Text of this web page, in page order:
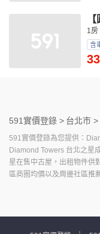
1房
含
591實價登錄 > 台北市 >
591實價登錄為您提供：
Diamond Towers 台北之星
星在售中古屋，出租物件供
區商圈均價以及周邊社區推